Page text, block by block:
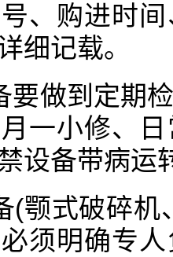
、购进时
细记载。
要做到定期
一小修、
设备带病运
(颚式破碎机
须明确专